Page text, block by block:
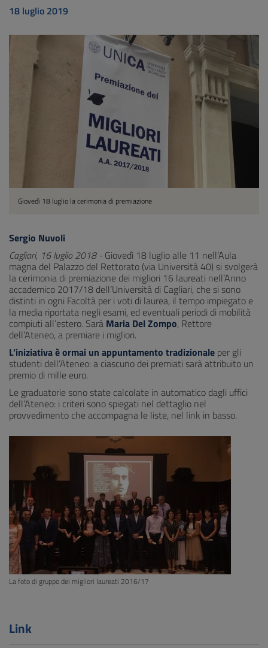
18 luglio 2019
Giovedì 18 luglio la cerimonia di premiazione
Sergio Nuvoli
Cagliari, 16 luglio 2018 - Giovedì 18 luglio alle 11 nell’Aula
magna del Palazzo del Rettorato (via Università 40) si svolgerà
la cerimonia di premiazione dei migliori 16 laureati nell’Anno
accademico 2017/18 dell’Università di Cagliari, che si sono
distinti in ogni Facoltà per i voti di laurea, il tempo impiegato e
la media riportata negli esami, ed eventuali periodi di mobilità
compiuti all’estero. Sarà Maria Del Zompo, Rettore
dell’Ateneo, a premiare i migliori.
L’iniziativa è ormai un appuntamento tradizionale per gli
studenti dell’Ateneo: a ciascuno dei premiati sarà attribuito un
premio di mille euro.
Le graduatorie sono state calcolate in automatico dagli uffici
dell’Ateneo: i criteri sono spiegati nel dettaglio nel
provvedimento che accompagna le liste, nel link in basso.
La foto di gruppo dei migliori laureati 2016/17
Link